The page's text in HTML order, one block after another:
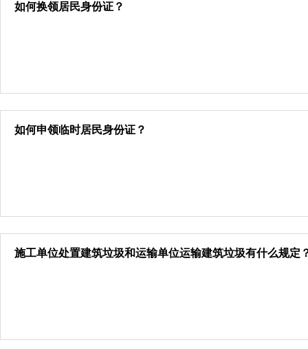
如何换领居民身份证？
如何申领临时居民身份证？
施工单位处置建筑垃圾和运输单位运输建筑垃圾有什么规定